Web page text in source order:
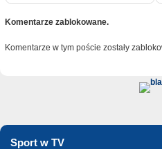
Komentarze zablokowane.
Komentarze w tym poście zostały
Sport w TV